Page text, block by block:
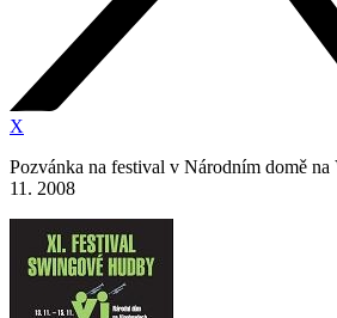
X
Pozvánka na festival v Národním domě
11. 2008